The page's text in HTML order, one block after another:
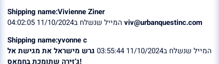
Shipping name:Vivienne Ziner
viv@urbanquestinc.com
Shipping name:yvonne c
המייל שנשלח ב11/10/2024 03:55:44
גרש מישראל את מגישת אל
ג’זירה שתומכת בחמאס!